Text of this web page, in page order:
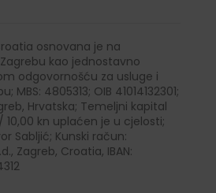
osnovana je na
kao jednostavno
odgovornošću za usluge i
4805313; OIB 41014132301;
Hrvatska; Temeljni kapital
10,00 kn uplaćen je u cjelosti;
Sabljić; Kunski račun:
Zagreb, Croatia, IBAN: